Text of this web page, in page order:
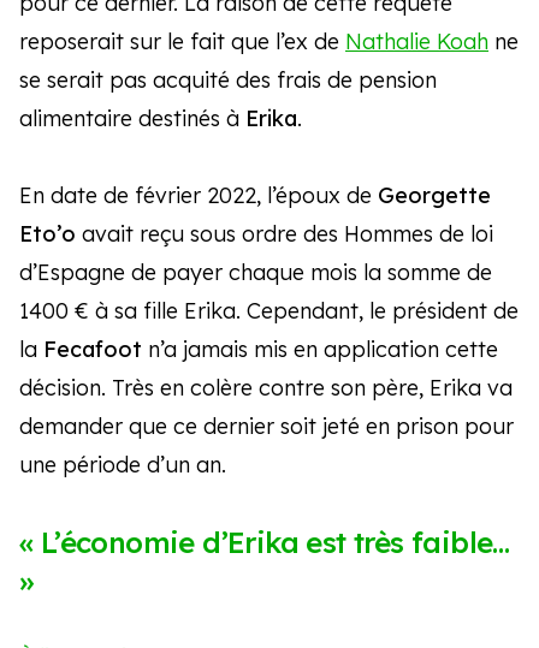
reposerait sur le fait que l’ex de Nathalie Koah ne
se serait pas acquité des frais de pension
alimentaire destinés à Erika.
En date de février 2022, l’époux de Georgette
Eto’o avait reçu sous ordre des Hommes de loi
d’Espagne de payer chaque mois la somme de
1400 € à sa fille Erika. Cependant, le président de
la Fecafoot n’a jamais mis en application cette
décision. Très en colère contre son père, Erika va
demander que ce dernier soit jeté en prison pour
une période d’un an.
« L’économie d’Erika est très faible…
»